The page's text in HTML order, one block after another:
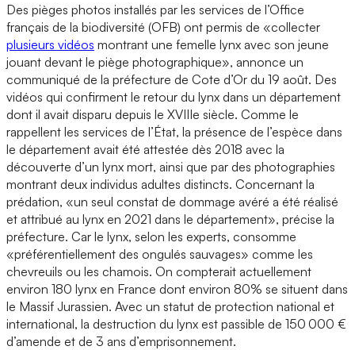
Des pièges photos installés par les services de l’Office
français de la biodiversité (OFB) ont permis de «collecter
plusieurs vidéos montrant une femelle lynx avec son jeune
jouant devant le piège photographique», annonce un
communiqué de la préfecture de Cote d’Or du 19 août. Des
vidéos qui confirment le retour du lynx dans un département
dont il avait disparu depuis le XVIIIe siècle. Comme le
rappellent les services de l’État, la présence de l’espèce dans
le département avait été attestée dès 2018 avec la
découverte d’un lynx mort, ainsi que par des photographies
montrant deux individus adultes distincts. Concernant la
prédation, «un seul constat de dommage avéré a été réalisé
et attribué au lynx en 2021 dans le département», précise la
préfecture. Car le lynx, selon les experts, consomme
«préférentiellement des ongulés sauvages» comme les
chevreuils ou les chamois. On compterait actuellement
environ 180 lynx en France dont environ 80% se situent dans
le Massif Jurassien. Avec un statut de protection national et
international, la destruction du lynx est passible de 150 000 €
d’amende et de 3 ans d’emprisonnement.